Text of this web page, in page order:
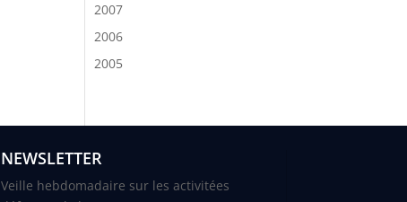
2007
2006
2005
NEWSLETTER
Veille hebdomadaire sur les activitées